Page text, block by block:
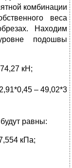
комбинации
веса
Находим
подошвы
кН;
– 49,02*3
равны:
кПа;